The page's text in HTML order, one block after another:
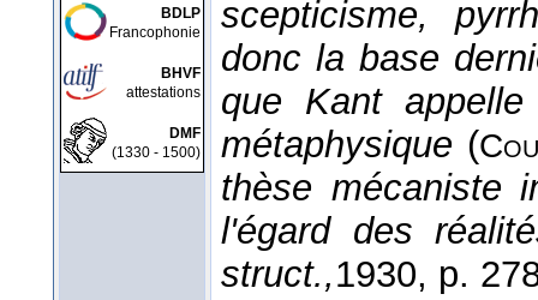
BDLP
Francophonie
BHVF
attestations
DMF
(1330 - 1500)
scepticisme,
donc la base
que Kant
métaphysique (
thèse mécaniste
l'égard des
struct.,1930, p.